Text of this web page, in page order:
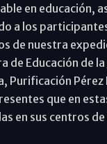
en educación,
a los
de nuestra
de Educación de
Purificación
que en
en sus centros